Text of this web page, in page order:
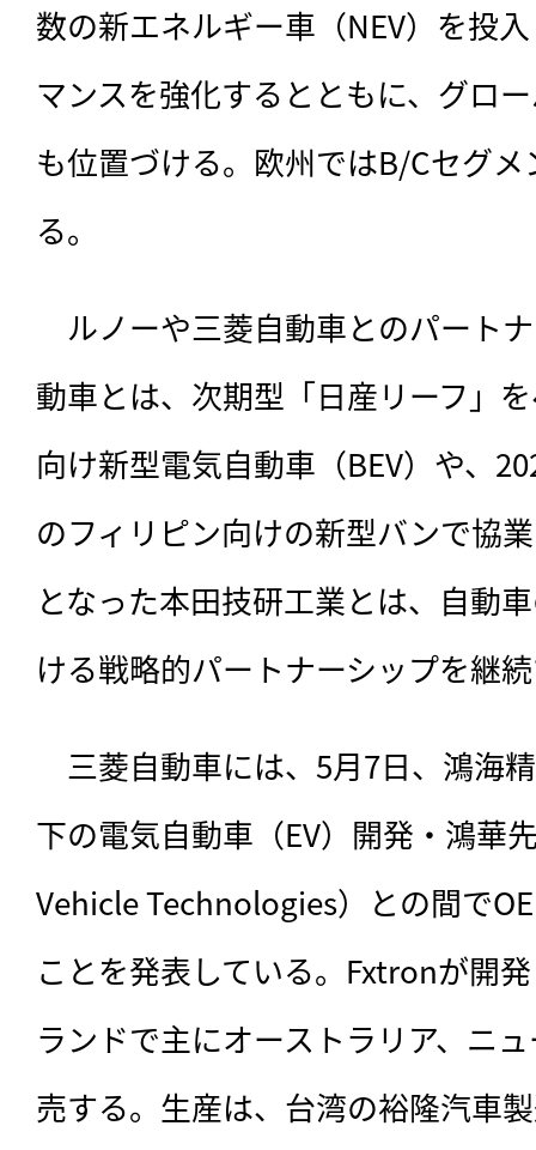
数の新エネルギー車（NEV）を投
マンスを強化するとともに、グロ
も位置づける。欧州ではB/Cセグ
る。
ルノーや三菱自動車とのパート
動車とは、次期型「日産リーフ」
向け新型電気自動車（BEV）や、
のフィリピン向けの新型バンで協
となった本田技研工業とは、自動
ける戦略的パートナーシップを継
三菱自動車には、5月7日、鴻海
下の電気自動車（EV）開発・鴻華
Vehicle Technologies）との間で
ことを発表している。Fxtronが開
ランドで主にオーストラリア、ニ
売する。生産は、台湾の裕隆汽車